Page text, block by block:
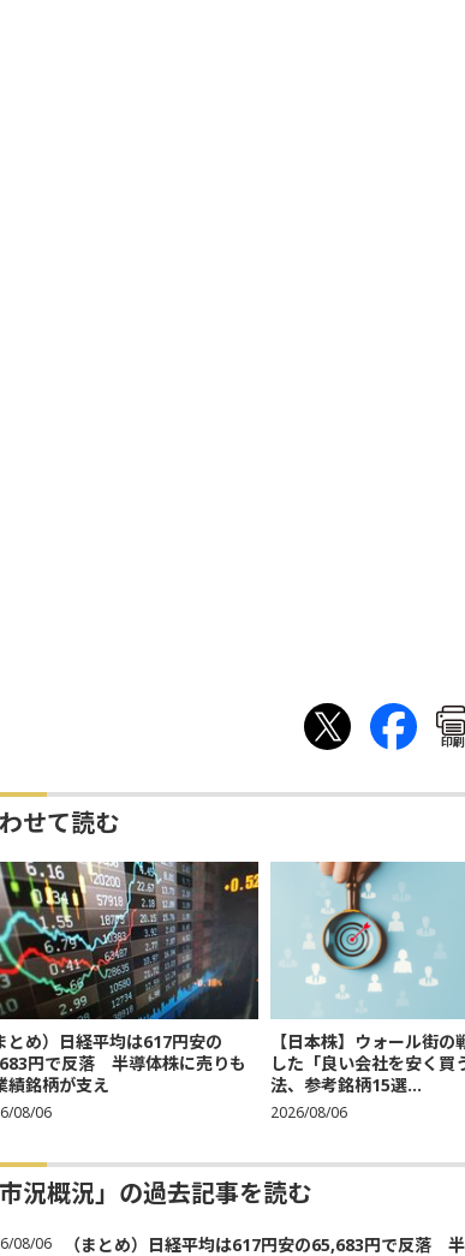
印刷
せて読む
とめ）日経平均は617円安の
円で反落 半導体株に売りも
績銘柄が支え
08/06
【日本株】ウォール街の
した「良い会社を安く買
法、参考銘柄15選...
2026/08/06
市況概況」の過去記事を読む
08/06 （まとめ）日経平均は617円安の65,683円で反落